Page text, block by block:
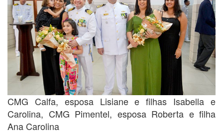
CMG Calfa, esposa Lisiane e filhas Isabella e
Carolina, CMG Pimentel, esposa Roberta e filha
Ana Carolina